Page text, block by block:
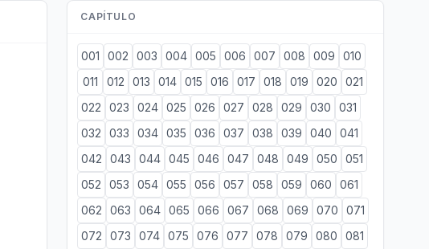
CAPÍTULO
001 002 003 004 005 006 007 008 009
010
011
012 013 014 015 016 017 018 019 020
021
022
023 024 025 026 027 028 029 030
031
032
033 034 035 036 037 038 039 040
041
042
043 044 045 046 047 048 049 050
051
052
053 054 055 056 057 058 059 060
061
062
063 064 065 066 067 068 069 070
071
072
073 074 075 076 077 078 079 080
081